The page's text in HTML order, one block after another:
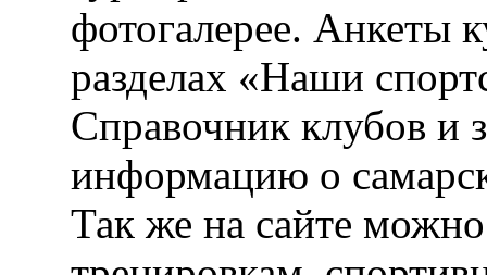
фотогалерее. Анкеты
разделах «Наши
Справочник клубов и
информацию о
Так же на сайте